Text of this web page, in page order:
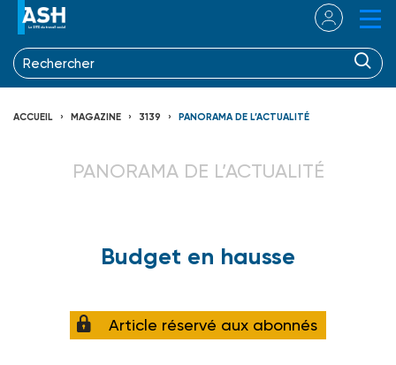
ACCUEIL MAGAZINE 3139 PANORAMA DE L’ACTUALITÉ
PANORAMA DE L’ACTUALITÉ
Budget en hausse
Article réservé aux abonnés